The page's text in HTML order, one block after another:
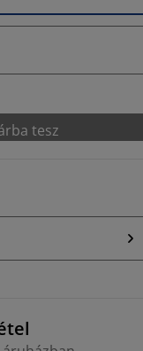
tesz